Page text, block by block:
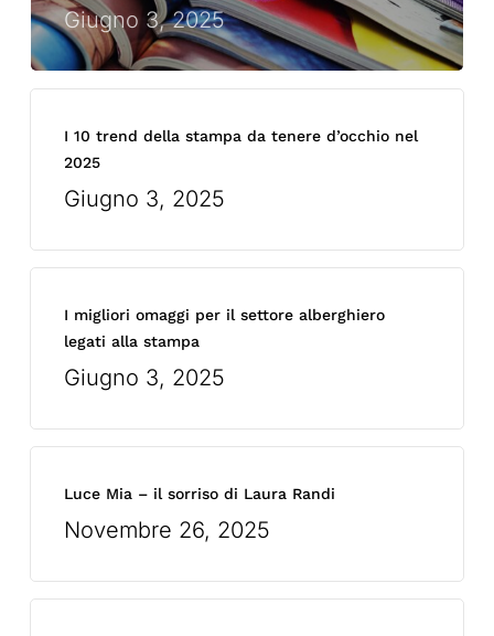
Giugno 3, 2025
I 10 trend della stampa da tenere d’occhio nel
2025
Giugno 3, 2025
I migliori omaggi per il settore alberghiero
legati alla stampa
Giugno 3, 2025
Luce Mia – il sorriso di Laura Randi
Novembre 26, 2025